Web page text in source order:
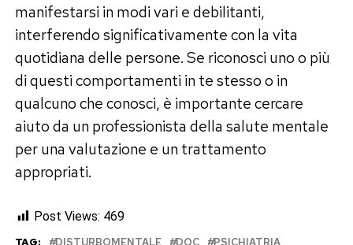
manifestarsi in modi vari e debilitanti,
interferendo significativamente con la vita
quotidiana delle persone. Se riconosci uno o più
di questi comportamenti in te stesso o in
qualcuno che conosci, è importante cercare
aiuto da un professionista della salute mentale
per una valutazione e un trattamento
appropriati.
Post Views: 469
TAG: DISTURBOMENTALE DOC PSICHIATRIA